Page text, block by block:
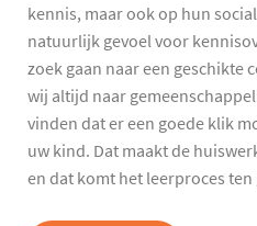
kennis, maar ook op hun
natuurlijk gevoel voor
zoek gaan naar een geschikte
wij altijd naar
vinden dat er een goede klik
uw kind. Dat maakt de
en dat komt het leerproces ten